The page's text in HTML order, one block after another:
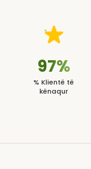
98%
% Klientë të
kënaqur